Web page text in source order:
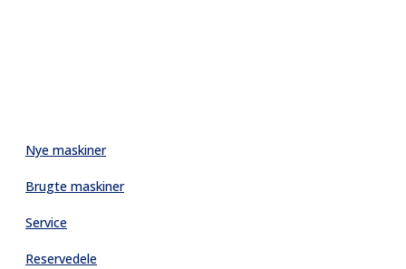
Nye maskiner
Brugte maskiner
Service
Reservedele